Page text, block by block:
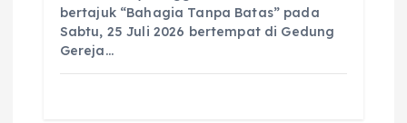
bertajuk “Bahagia Tanpa Batas” pada
Sabtu, 25 Juli 2026 bertempat di Gedung
Gereja…